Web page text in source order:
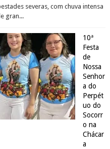
severas, com chuva intensa
gran...
10ª
Festa
de
Nossa
Senhor
a do
Perpét
uo do
Socorr
o na
Chácar
a